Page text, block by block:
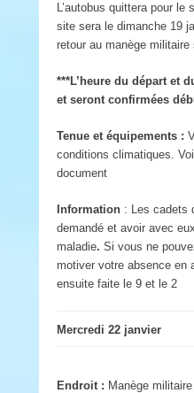
L’autobus quittera pour le
site sera le dimanche 19
retour au manège
***L’heure du départ et
et seront confirmées
Tenue et équipements :
conditions climatiques.
document
Information : Les cadets
demandé et avoir avec
maladie. Si vous ne
motiver votre absence en
ensuite faite le 9 et le 2
Mercredi 22 janvier
Endroit : Manège